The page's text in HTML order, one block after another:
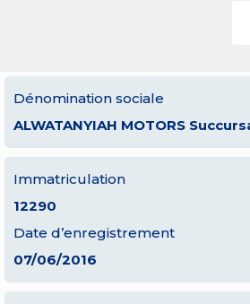
Dénomination sociale
ALWATANYIAH MOTORS
Immatriculation
12290
Date d’enregistrement
07/06/2016